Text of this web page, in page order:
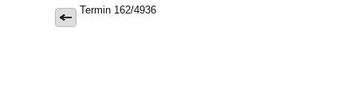
Termin 162/4936